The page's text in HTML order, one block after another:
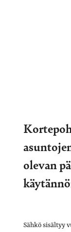
olevan
Sähkö sisältyy